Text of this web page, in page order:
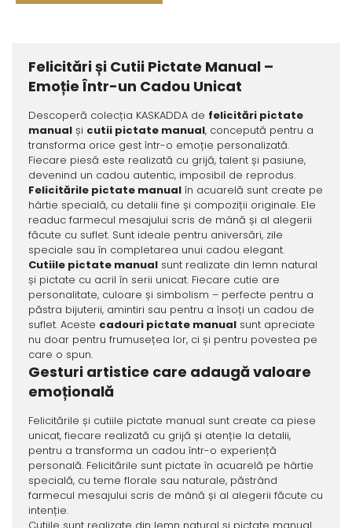
Felicitări și Cutii Pictate Manual –
Emoție Într-un Cadou Unicat
Descoperă colecția KASKADDA de felicitări pictate
manualși cutii pictate manual, concepută pentru a
transforma orice gest într-o emoție personalizată.
Fiecare piesă este realizată cu grijă, talent și pasiune,
devenind un cadou autentic, imposibil de reprodus.
Felicitările pictate manualîn acuarelă sunt create pe
hârtie specială, cu detalii fine și compoziții originale. Ele
readuc farmecul mesajului scris de mână și al alegerii
făcute cu suflet. Sunt ideale pentru aniversări, zile
speciale sau în completarea unui cadou elegant.
Cutiile pictate manualsunt realizate din lemn natural
și pictate cu acril în serii unicat. Fiecare cutie are
personalitate, culoare și simbolism – perfecte pentru a
păstra bijuterii, amintiri sau pentru a însoți un cadou de
suflet. Aceste cadouri pictate manualsunt apreciate
nu doar pentru frumusețea lor, ci și pentru povestea pe
care o spun.
Gesturi artistice care adaugă valoare
emoțională
Felicitările și cutiile pictate manual sunt create ca piese
unicat, fiecare realizată cu grijă și atenție la detalii,
pentru a transforma un cadou într-o experiență
personală. Felicitările sunt pictate în acuarelă pe hârtie
specială, cu teme florale sau naturale, păstrând
farmecul mesajului scris de mână și al alegerii făcute cu
intenție.
Cutiile sunt realizate din lemn natural și pictate manual